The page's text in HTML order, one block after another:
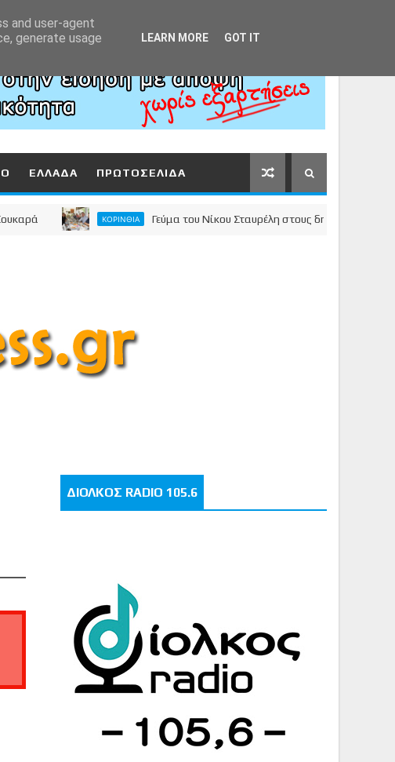
ΕΛΛΑΔΑ ΠΡΩΤΟΣΕΛΙΔΑ
ΚΟΡΙΝΘΙΑ Γεύμα του Νίκου Σταυρέλη στους δημοσιογράφους της
ΔΙΟΛΚΟΣ RADIO 105.6
and user-agent
generate usage
LEARN MORE GOT IT